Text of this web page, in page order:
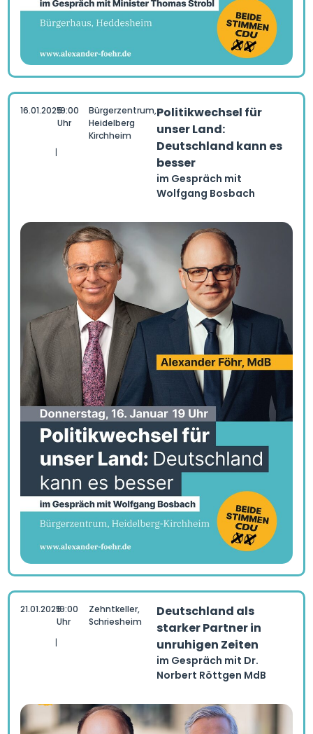
16.01.2025
|
19:00
Uhr
Bürgerzentrum,
Heidelberg
Kirchheim
Politikwechsel für
unser Land:
Deutschland kann es
besser
im Gespräch mit
Wolfgang Bosbach
21.01.2025
|
19:00
Uhr
Zehntkeller,
Schriesheim
Deutschland als
starker Partner in
unruhigen Zeiten
im Gespräch mit Dr.
Norbert Röttgen MdB